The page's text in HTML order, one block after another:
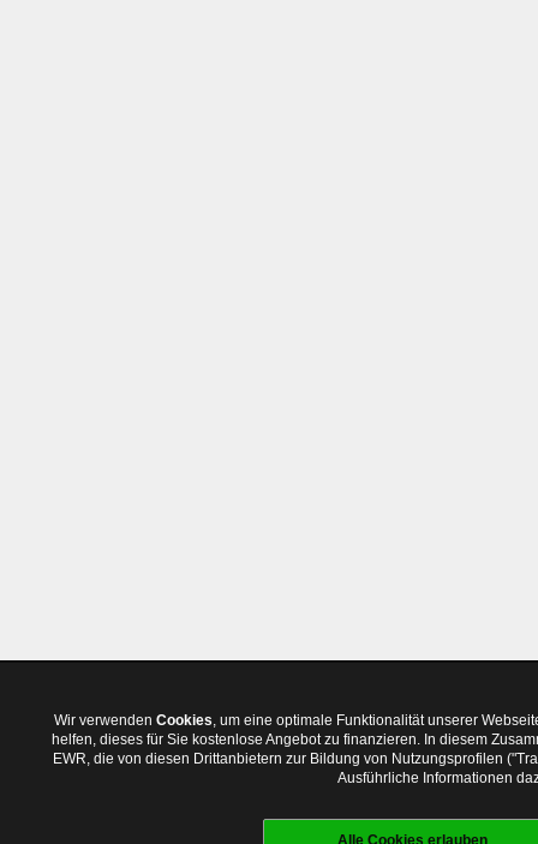
Wir verwenden Cookies, um eine optimale Funktionalität unserer
helfen, dieses für Sie kostenlose Angebot zu finanzieren. In diesem
EWR, die von diesen Drittanbietern zur Bildung von Nutzungsprofilen
Ausführliche Informationen
Alle Cookies erlauben